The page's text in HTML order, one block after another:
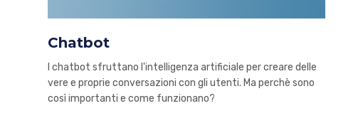
Chatbot
I chatbot sfruttano l'intelligenza artificiale per creare delle
vere e proprie conversazioni con gli utenti. Ma perchè sono
così importanti e come funzionano?